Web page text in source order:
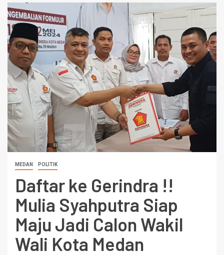
MEDAN POLITIK
Daftar ke Gerindra !!
Mulia Syahputra Siap
Maju Jadi Calon Wakil
Wali Kota Medan